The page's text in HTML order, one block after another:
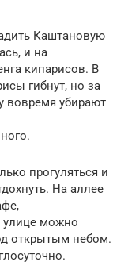
Каштановую
и на
кипарисов. В
гибнут, но за
вовремя убирают
прогуляться и
На аллее
улице можно
открытым небом.